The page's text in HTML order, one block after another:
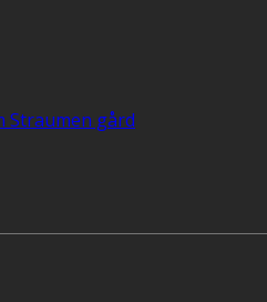
Straumen gård